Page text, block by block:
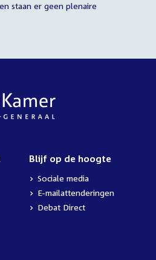
staan er geen plenaire
Blijf op de hoogte
Sociale media
E-mailattenderingen
Debat Direct